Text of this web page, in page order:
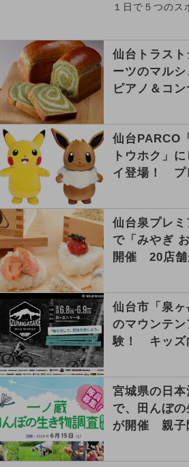
１日で５つのス
仙台トラスト
ーツのマル
ピアノ＆コン
仙台PARCO
トウホク」
イ登場！ プ
仙台泉プレミ
で「みやぎ
開催 20店舗
仙台市「泉
のマウンテ
験！ キッズ
宮城県の日本
で、田んぼ
が開催 親子